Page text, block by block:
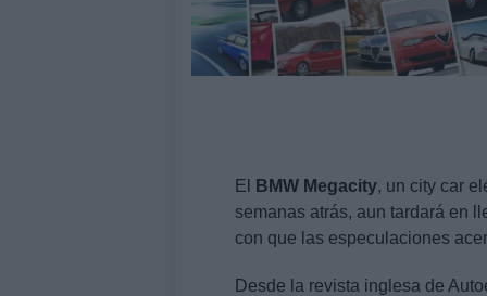
El BMW Megacity, un city car
semanas atrás, aun tardará en
con que las especulaciones
Desde la revista inglesa de